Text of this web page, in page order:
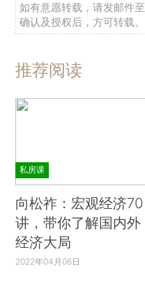
如有意愿转载，请发邮件至
确认及授权后，方可转载。
推荐阅读
私房课
向松祚：宏观经济70
讲，带你了解国内外
经济大局
2022年04月06日